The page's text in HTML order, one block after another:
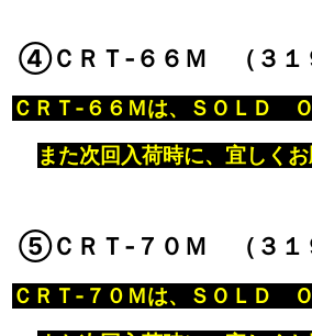
④ＣＲＴ‐６６Ｍ （ ３１
ＣＲＴ‐６６ Ｍは、ＳＯＬＤ
また次回入荷時に、宜しく
⑤ＣＲＴ‐７０Ｍ （３１
ＣＲＴ‐７０ Ｍは、ＳＯＬＤ